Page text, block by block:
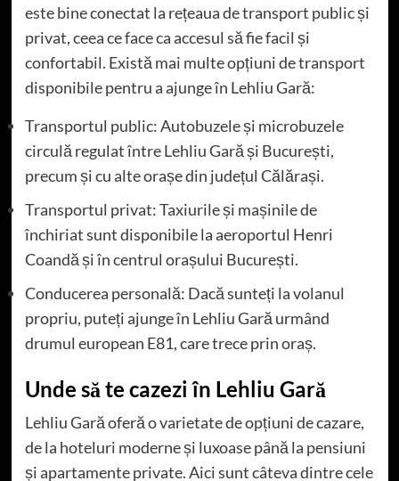
este bine conectat la rețeaua de transport public și
privat, ceea ce face ca accesul să fie facil și
confortabil. Există mai multe opțiuni de transport
disponibile pentru a ajunge în Lehliu Gară:
Transportul public: Autobuzele și microbuzele
circulă regulat între Lehliu Gară și București,
precum și cu alte orașe din județul Călărași.
Transportul privat: Taxiurile și mașinile de
închiriat sunt disponibile la aeroportul Henri
Coandă și în centrul orașului București.
Conducerea personală: Dacă sunteți la volanul
propriu, puteți ajunge în Lehliu Gară urmând
drumul european E81, care trece prin oraș.
Unde să te cazezi în Lehliu Gară
Lehliu Gară oferă o varietate de opțiuni de cazare,
de la hoteluri moderne și luxoase până la pensiuni
și apartamente private. Aici sunt câteva dintre cele